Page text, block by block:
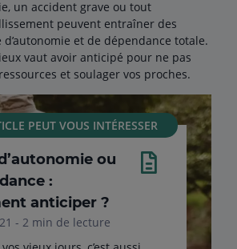
un accident grave ou tout
peuvent entraîner des
et de dépendance totale.
vaut avoir anticipé pour ne pas
et soulager vos proches.
PEUT VOUS INTÉRESSER
ou
:
anticiper ?
- 2 min de lecture